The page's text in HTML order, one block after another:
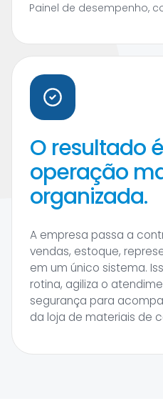
Painel de desempenho,
O resultado
operação
organizada.
A empresa passa a
vendas, estoque,
em um único sistema.
rotina, agiliza o
segurança para
da loja de materiais de